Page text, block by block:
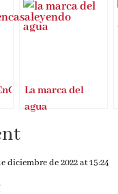
La marca del
agua
diciembre de 2022 at 15:24